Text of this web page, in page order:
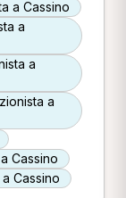
a Cassino
a
a
a
Cassino
Cassino